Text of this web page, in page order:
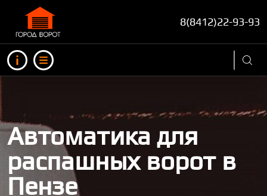
8(8412)22-93-93
ИнфоМеню
Автоматика для
распашных ворот в
Пензе